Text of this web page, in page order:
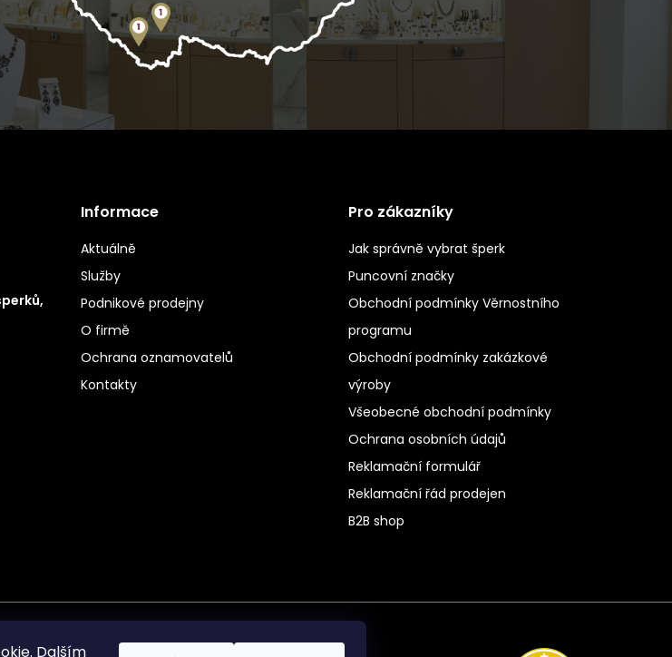
Dalším
Informace
Aktuálně
Služby
Podnikové prodejny
O firmě
Ochrana oznamovatelů
Kontakty
Pro zákazníky
Jak správně vybrat šperk
Puncovní značky
Obchodní podmínky Věrnostního
programu
Obchodní podmínky zakázkové
výroby
Všeobecné obchodní podmínky
Ochrana osobních údajů
Reklamační formulář
Reklamační řád prodejen
B2B shop